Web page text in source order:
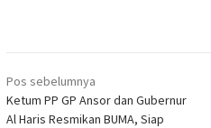
Navigasi
pos
Pos sebelumnya
Ketum PP GP Ansor dan Gubernur
Al Haris Resmikan BUMA, Siap